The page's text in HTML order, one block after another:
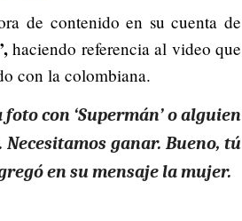
de contenido en su cuenta de
haciendo referencia al video que
con la colombiana.
con ‘Supermán’ o alguien
ganar. Bueno, tú
en su mensaje la mujer.